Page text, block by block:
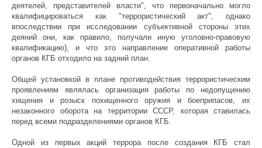
деятелей, представителей власти", что первоначально могло
квалифицироваться как "террористический акт", однако
впоследствии при исследовании субъективной стороны этих
деяний они, как правило, получали иную уголовно-правовую
квалификацию), и что это направление оперативной работы
органов КГБ отходило на задний план.
Общей установкой в плане противодействия террористическим
проявлениям являлась организация работы по недопущению
хищения и розыск похищенного оружия и боеприпасов, их
незаконного оборота на территории СССР, которая ставилась
перед всеми подразделениями органов КГБ.
Одной из первых акций террора после создания КГБ стал